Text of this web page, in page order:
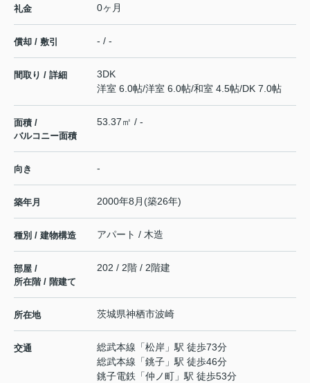
礼金 0ヶ月
償却 / 敷引 - / -
間取り / 詳細
3DK
洋室 6.0帖/洋室 6.0帖/和室 4.5帖/DK 7.0帖
面積 /
バルコニー面積
53.37㎡ / -
向き -
築年月 2000年8月(築26年)
種別 / 建物構造 アパート / 木造
部屋 /
所在階 / 階建て
202 / 2階 / 2階建
所在地 茨城県神栖市波崎
交通 総武本線 「松岸 」駅 徒歩73分
総武本線 「銚子 」駅 徒歩46分
銚子電鉄 「仲ノ町 」駅 徒歩53分